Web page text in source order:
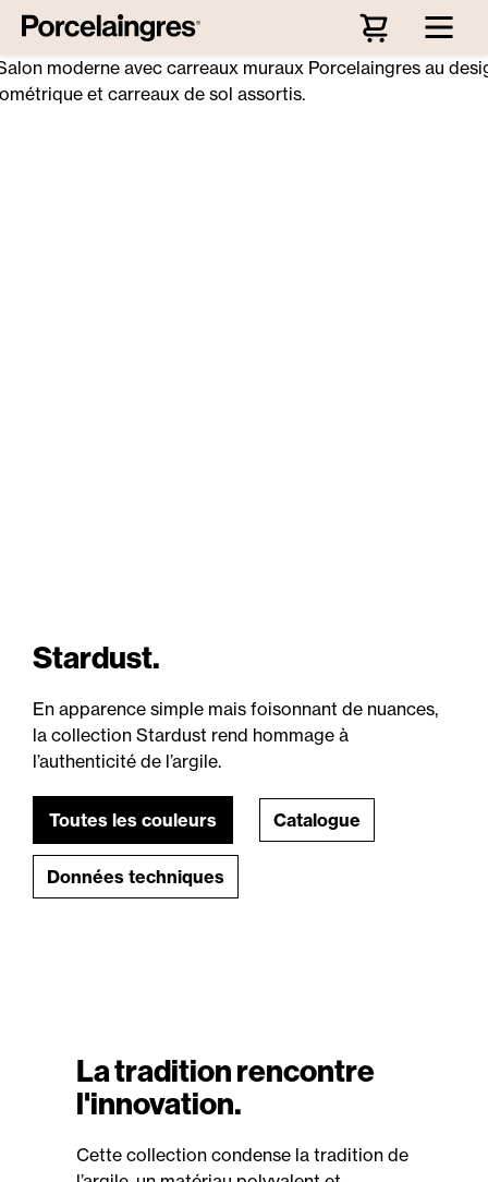
Passer au contenu principal
Stardust.
En apparence simple mais foisonnant de nuances,
la collection Stardust rend hommage à
l’authenticité de l’argile.
Toutes les couleurs Catalogue
Données techniques
La tradition rencontre
l'innovation.
Cette collection condense la tradition de